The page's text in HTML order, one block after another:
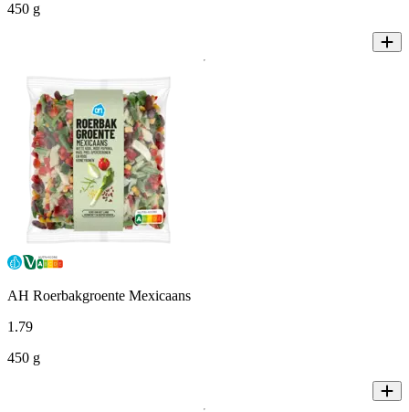
450 g
AH Roerbakgroente Mexicaans
1 .79
450 g